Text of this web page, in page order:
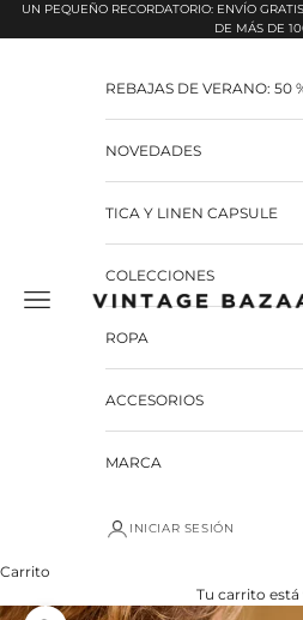
Pular para o conteúdo
UN PEQUEÑO RECORDATORIO: ENVÍO
DE MÁS DE
Vintage Bazaar
REBAJAS DE VERANO: 50
NOVEDADES
TICA Y LINEN CAPSULE
COLECCIONES
ROPA
ACCESORIOS
MARCA
INICIAR SESIÓN
Carrito
Tu carrito está